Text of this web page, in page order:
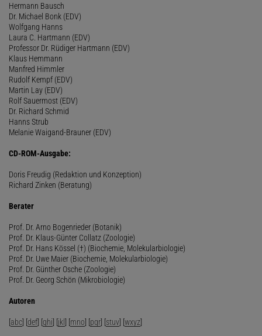
Hermann Bausch
Dr. Michael Bonk (EDV)
Wolfgang Hanns
Laura C. Hartmann (EDV)
Professor Dr. Rüdiger Hartmann (EDV)
Klaus Hemmann
Manfred Himmler
Rudolf Kempf (EDV)
Martin Lay (EDV)
Rolf Sauermost (EDV)
Dr. Richard Schmid
Hanns Strub
Melanie Waigand-Brauner (EDV)
CD-ROM-Ausgabe:
Doris Freudig (Redaktion und Konzeption)
Richard Zinken (Beratung)
Berater
Prof. Dr. Arno Bogenrieder (Botanik)
Prof. Dr. Klaus-Günter Collatz (Zoologie)
Prof. Dr. Hans Kössel (†) (Biochemie, Molekularbiologie)
Prof. Dr. Uwe Maier (Biochemie, Molekularbiologie)
Prof. Dr. Günther Osche (Zoologie)
Prof. Dr. Georg Schön (Mikrobiologie)
Autoren
[abc] [def] [ghi] [jkl] [mno] [pqr] [stuv] [wxyz]